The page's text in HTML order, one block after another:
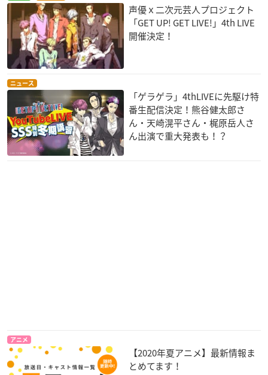
声優ｘ二次元芸人プロジェクト
「GET UP! GET LIVE!」4th LIVE
開催決定！
ニュース
「ゲラゲラ」4thLIVEに先駆け特
番生配信決定！熊谷健太郎さ
ん・天崎滉平さん・梶原岳人さ
ん出演で重大発表も！？
アニメ
【2020年夏アニメ】最新情報ま
とめてます！